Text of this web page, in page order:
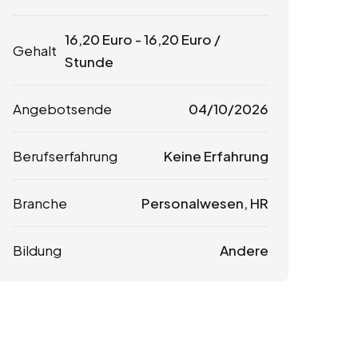
Gehalt
16,20 Euro -16,20 Euro /
Stunde
Angebotsende 04/10/2026
Berufserfahrung Keine Erfahrung
Branche Personalwesen, HR
Bildung Andere